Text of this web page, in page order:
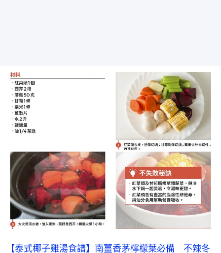
【泰式椰子雞湯食譜】南薑香茅檸檬葉必備　不辣冬